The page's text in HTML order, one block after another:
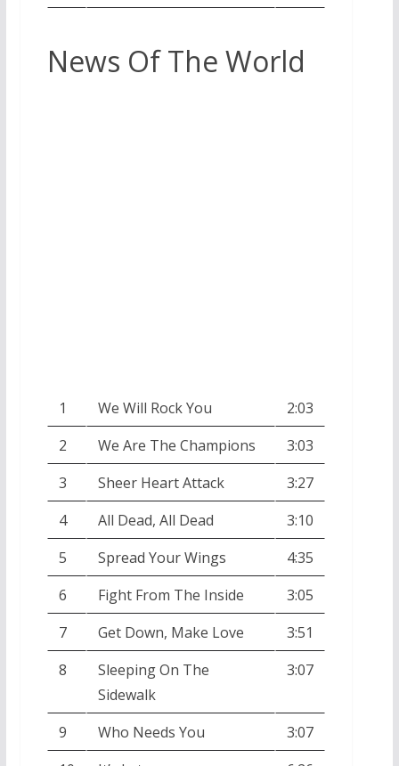
News Of The World
1 We Will Rock You
2:03
2
We Are The Champions
3:03
3
Sheer Heart Attack
3:27
4
All Dead, All Dead
3:10
5
Spread Your Wings
4:35
6
Fight From The Inside
3:05
7
Get Down, Make Love
3:51
8
Sleeping On The
Sidewalk
3:07
9 Who Needs You
3:07